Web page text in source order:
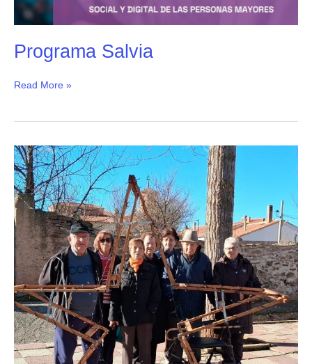
Programa Salvia
Read More »
Acompañando-
T